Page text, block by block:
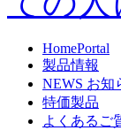
HomePortal
製品情報
NEWS お知
特価製品
よくあるご